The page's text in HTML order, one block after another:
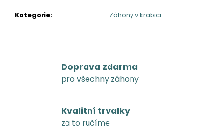
Kategorie: Záhony v krabici
Doprava zdarma
pro všechny záhony
Kvalitní trvalky
za to ručíme